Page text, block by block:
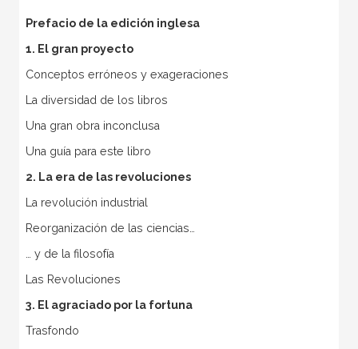
Prefacio de la edición inglesa
1. El gran proyecto
Conceptos erróneos y exageraciones
La diversidad de los libros
Una gran obra inconclusa
Una guía para este libro
2. La era de las revoluciones
La revolución industrial
Reorganización de las ciencias…
… y de la filosofía
Las Revoluciones
3. El agraciado por la fortuna
Trasfondo